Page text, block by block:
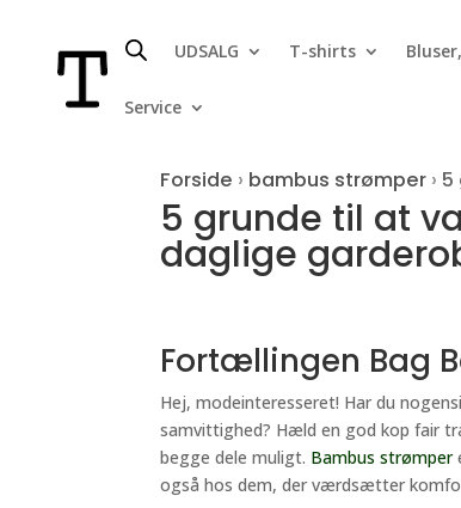
UDSALG T-shirts
Service
Forside › bambus strømper › 5
5 grunde til at
daglige
Fortællingen Bag
Hej, modeinteresseret! Har du
samvittighed? Hæld en god kop fair
begge dele muligt. Bambus strømper
også hos dem, der værdsætter